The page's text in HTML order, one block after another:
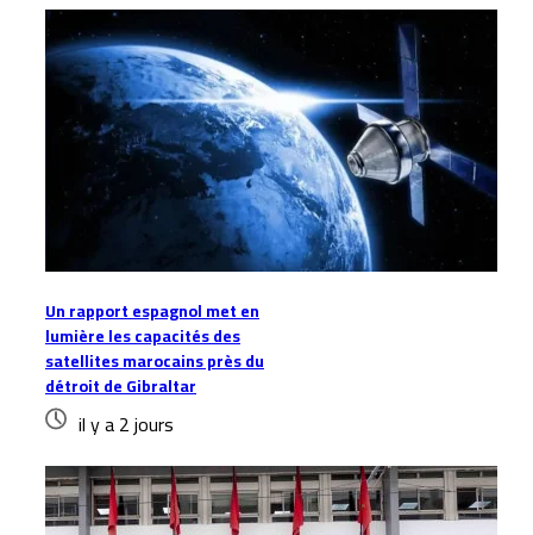
Un rapport espagnol met en
lumière les capacités des
satellites marocains près du
détroit de Gibraltar
il y a 2 jours